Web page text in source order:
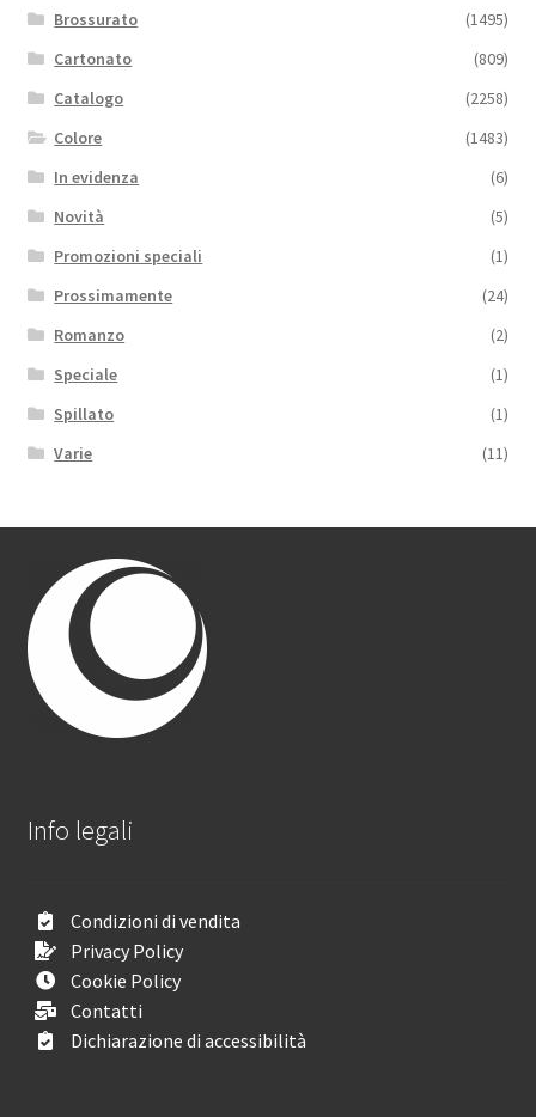
Brossurato
(1495)
Cartonato
(809)
Catalogo
(2258)
Colore
(1483)
In evidenza
(6)
Novità
(5)
Promozioni speciali
(1)
Prossimamente
(24)
Romanzo
(2)
Speciale
(1)
Spillato
(1)
Varie
(11)
Info legali
Condizioni di vendita
Privacy Policy
Cookie Policy
Contatti
Dichiarazione di accessibilità